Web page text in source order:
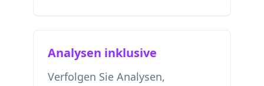
Analysen inklusive
Verfolgen Sie Analysen,